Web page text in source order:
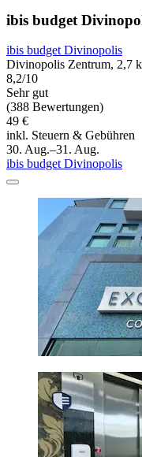
ibis budget
ibis budget Divinopolis
Divinopolis Zentrum, 2,7
8,2/10
Sehr gut
(388 Bewertungen)
49 €
inkl. Steuern & Gebühren
30. Aug.–31. Aug.
ibis budget Divinopolis